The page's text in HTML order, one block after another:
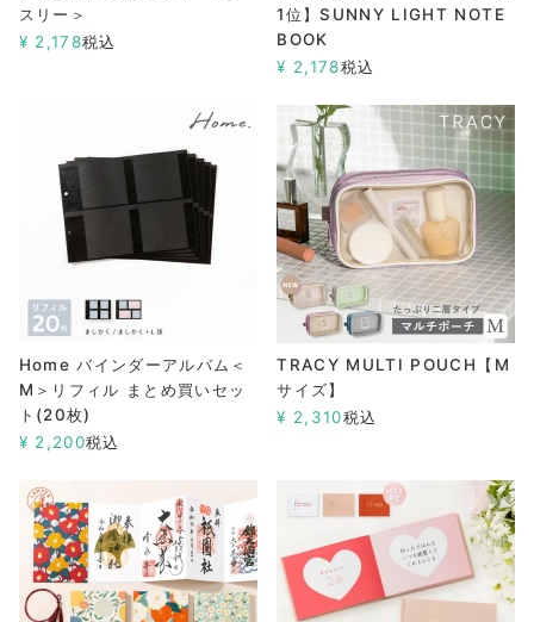
スリー＞
¥ 2,178税込
1位】SUNNY LIGHT NOTE
BOOK
¥ 2,178税込
Home バインダーアルバム＜
M＞リフィル まとめ買いセッ
ト(20枚)
¥ 2,200税込
TRACY MULTI POUCH【M
サイズ】
¥ 2,310税込